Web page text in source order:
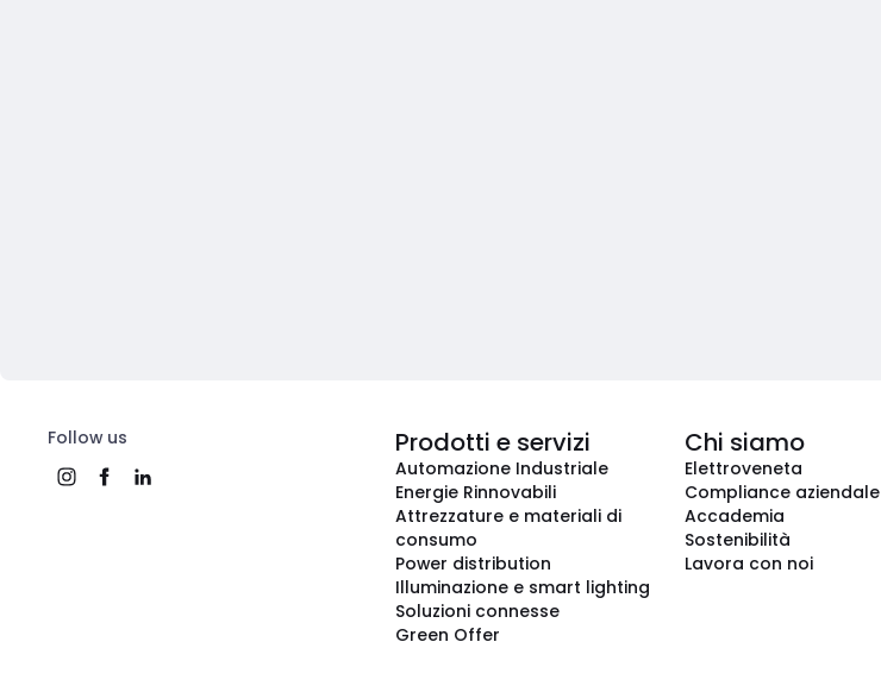
Follow us Prodotti e servizi
Automazione Industriale
Energie Rinnovabili
Attrezzature e materiali di
consumo
Power distribution
Illuminazione e smart lighting
Soluzioni connesse
Green Offer
Chi siamo
Elettroveneta
Compliance aziendale
Accademia
Sostenibilità
Lavora con noi